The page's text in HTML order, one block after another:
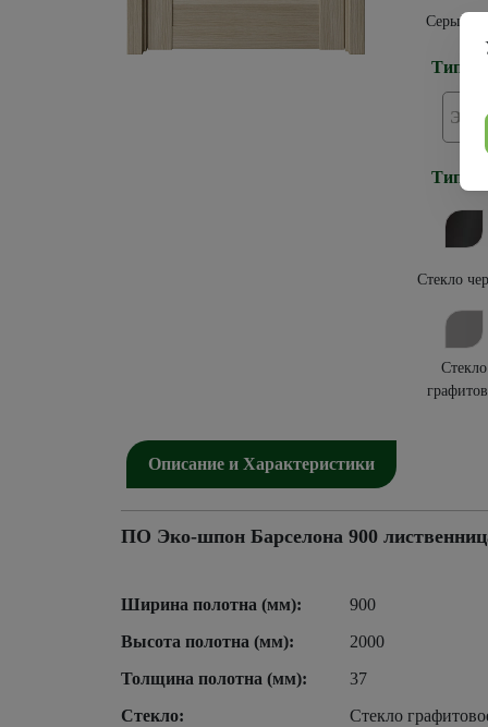
Серый
Тип
Тип
Стекло
Стекло
Описание и Характеристики
ПО Эко-шпон Барселона 900
Ширина полотна (мм):
900
Высота полотна (мм):
2000
Толщина полотна (мм):
37
Стекло:
Стекло